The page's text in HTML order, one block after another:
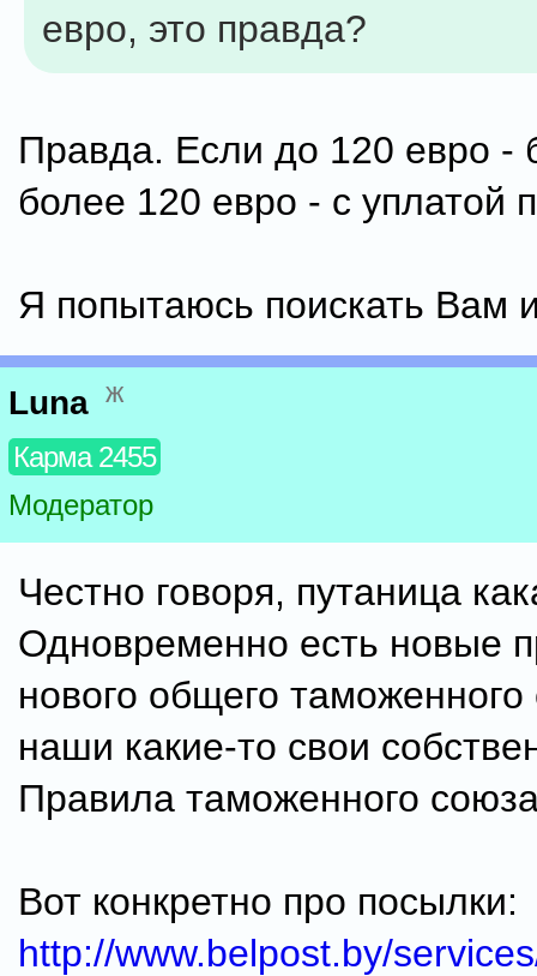
евро, это правда?
Правда. Если до 120 евро -
более 120 евро - с уплатой
Я попытаюсь поискать Вам
Luna ж
Карма 2455
Модератор
Честно говоря, путаница
Одновременно есть новые
нового общего
наши какие-то свои
Правила таможенного
Вот конкретно про посылки:
http://www.belpost.by/